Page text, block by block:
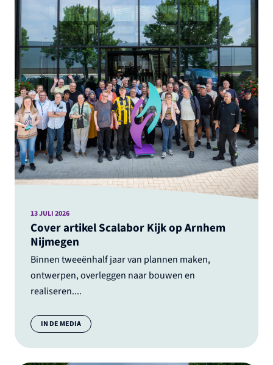
Cover artikel Scalabor Kijk op Arnhem
Nijmegen
Binnen tweeënhalf jaar van plannen maken,
ontwerpen, overleggen naar bouwen en
realiseren....
13 JULI 2026
Categorie:
IN DE MEDIA